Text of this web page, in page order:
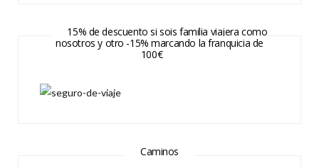
15% de descuento si sois familia viajera como
nosotros y otro -15% marcando la franquicia de
100€
Caminos